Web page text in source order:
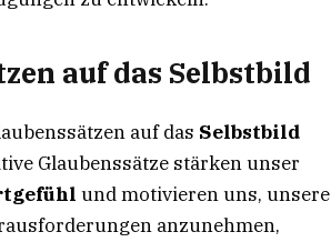
auf das Selbstbild
auf das Selbstbild
Glaubenssätze stärken unser
und motivieren uns, unsere
anzunehmen,